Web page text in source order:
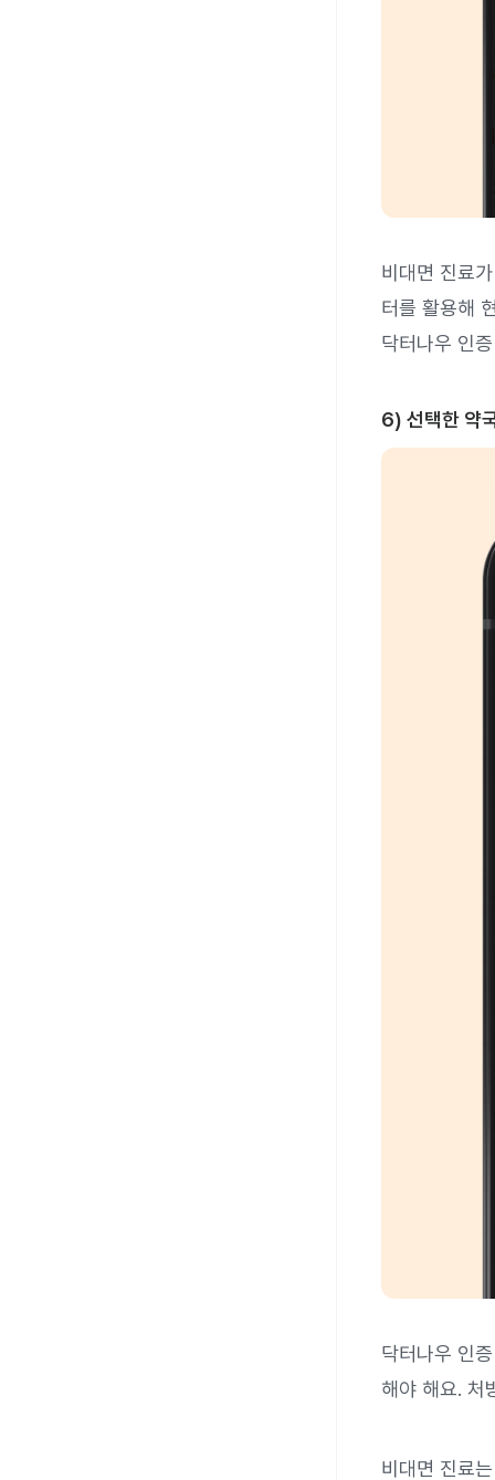
비대면 진료
터를 활용해
닥터나우 인
6) 선택한 약
닥터나우 인
해야 해요. 처
비대면 진료